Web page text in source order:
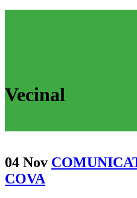
Vecinal
04 Nov
COVA